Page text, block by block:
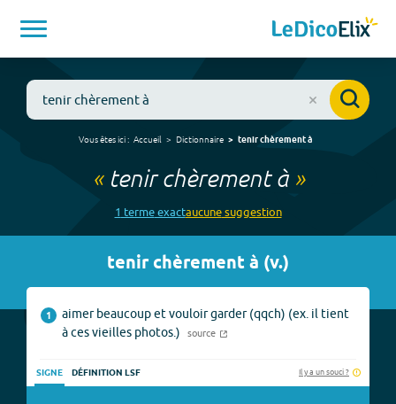
Vous êtes ici : Accueil Dictionnaire tenir chèrement à
« tenir chèrement à»
1 termeexactaucunesuggestion
tenir chèrement à (v.)
1
aimer beaucoup et vouloir garder (qqch) (ex. il tient
à ces vieilles photos.)
source
SIGNE DÉFINITION LSF Il y a un souci ?